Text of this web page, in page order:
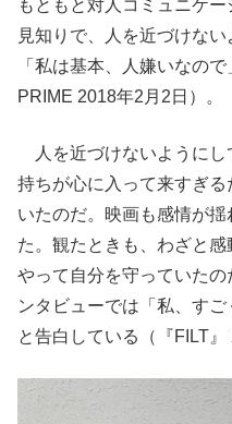
もともと対人コミュニケ
見知りで、人を近づけない
「私は基本、人嫌いなの
PRIME 2018年2月2日）。
人を近づけないようにし
持ちが心に入って来すぎ
いたのだ。映画も感情が
た。観たときも、わざと
やって自分を守っていた
ンタビューでは「私、すご
と告白している（『FILT』